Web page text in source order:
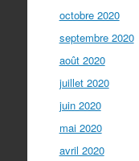
octobre 2020
septembre 2020
août 2020
juillet 2020
juin 2020
mai 2020
avril 2020